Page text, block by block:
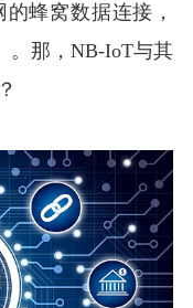
蜂窝数据连接，
。那，NB-IoT与其